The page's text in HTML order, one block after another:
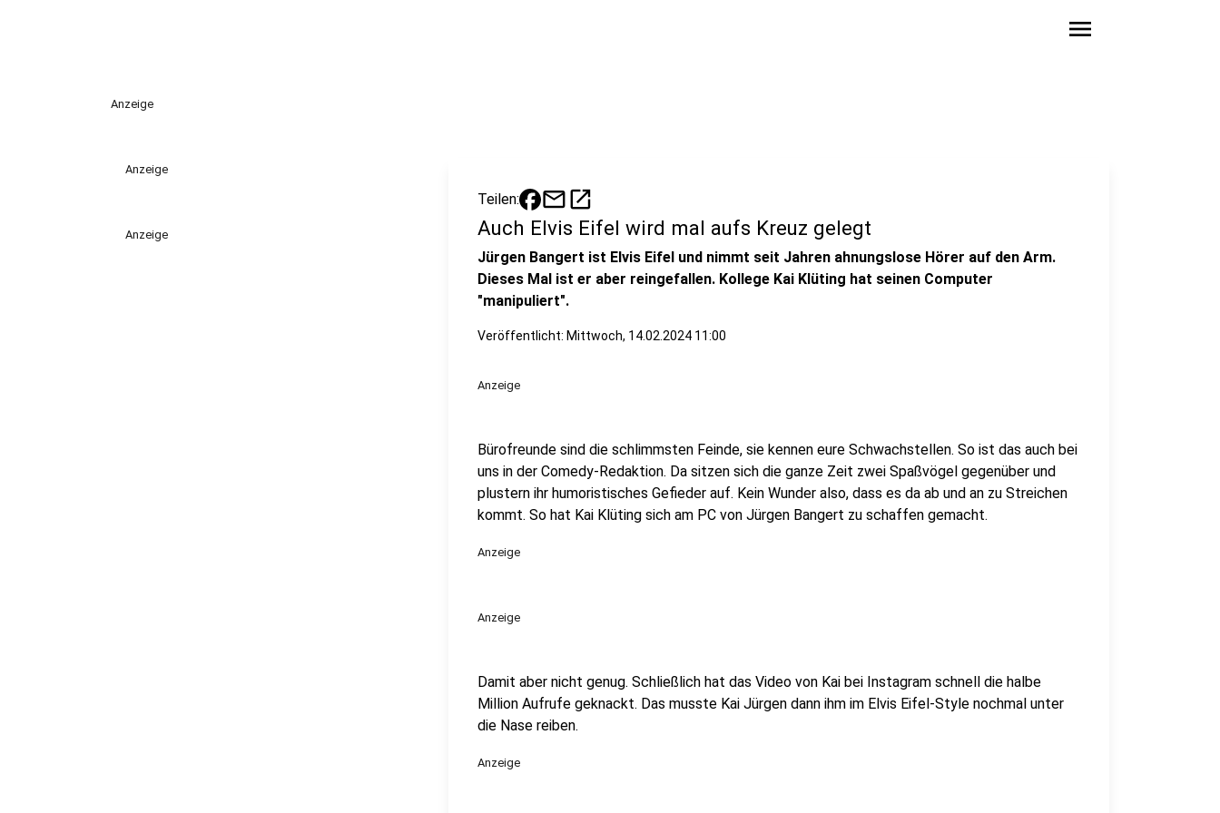
menu
Anzeige
Anzeige
Anzeige
Teilen: mailopen_in_new
Auch Elvis Eifel wird mal aufs Kreuz gelegt
Jürgen Bangert ist Elvis Eifel und nimmt seit Jahren ahnungslose Hörer auf den Arm.
Dieses Mal ist er aber reingefallen. Kollege Kai Klüting hat seinen Computer
"manipuliert".
Veröffentlicht: Mittwoch, 14.02.2024 11:00
Anzeige
Bürofreunde sind die schlimmsten Feinde, sie kennen eure Schwachstellen. So ist das auch bei
uns in der Comedy-Redaktion. Da sitzen sich die ganze Zeit zwei Spaßvögel gegenüber und
plustern ihr humoristisches Gefieder auf. Kein Wunder also, dass es da ab und an zu Streichen
kommt. So hat Kai Klüting sich am PC von Jürgen Bangert zu schaffen gemacht.
Anzeige
Anzeige
Damit aber nicht genug. Schließlich hat das Video von Kai bei Instagram schnell die halbe
Million Aufrufe geknackt. Das musste Kai Jürgen dann ihm im Elvis Eifel-Style nochmal unter
die Nase reiben.
Anzeige